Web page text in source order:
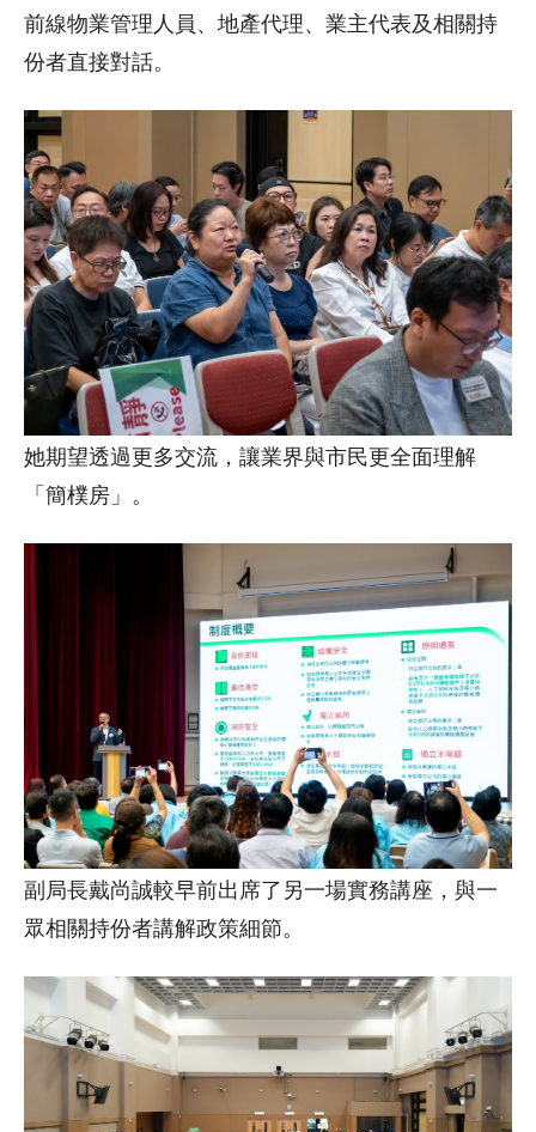
前線物業管理人員、地產代理、業主代表及相關持
份者直接對話。
她期望透過更多交流，讓業界與市民更全面理解
「簡樸房」。
副局長戴尚誠較早前出席了另一場實務講座，與一
眾相關持份者講解政策細節。